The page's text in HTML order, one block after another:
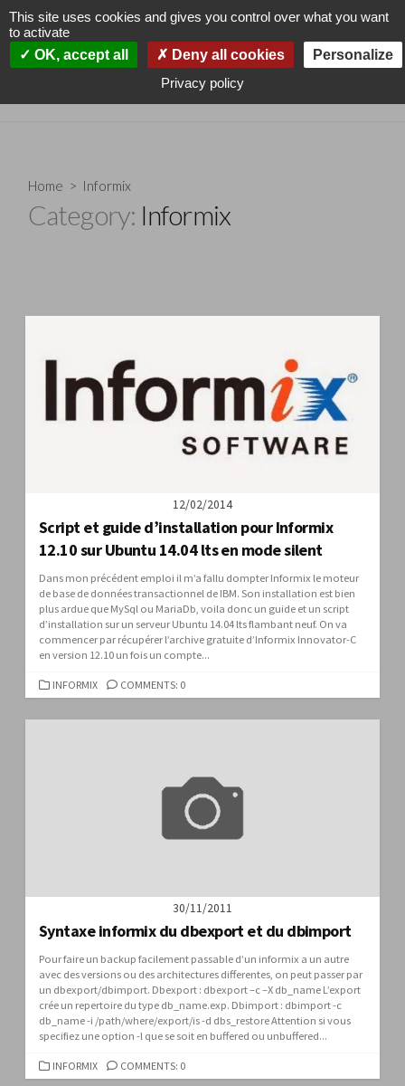
Skip
to
content
Cyklodev
Adminsys and more
Home > Informix
Category: Informix
12/02/2014
Script et guide d’installation pour Informix
12.10 sur Ubuntu 14.04 lts en mode silent
Dans mon précédent emploi il m’a fallu dompter Informix le moteur
de base de données transactionnel de IBM. Son installation est bien
plus ardue que MySql ou MariaDb, voila donc un guide et un script
d’installation sur un serveur Ubuntu 14.04 lts flambant neuf. On va
commencer par récupérer l’archive gratuite d’Informix Innovator-C
en version 12.10 un fois un compte...
CATEGORIES
INFORMIX COMMENTS: 0
30/11/2011
Syntaxe informix du dbexport et du dbimport
Pour faire un backup facilement passable d’un informix a un autre
avec des versions ou des architectures differentes, on peut passer par
un dbexport/dbimport. Dbexport : dbexport –c –X db_name L’export
crée un repertoire du type db_name.exp. Dbimport : dbimport -c
db_name -i /path/where/export/is -d dbs_restore Attention si vous
specifiez une option -l que se soit en buffered ou unbuffered...
CATEGORIES
INFORMIX COMMENTS: 0
This site uses cookies and gives you control over what you want
to activate
OK, accept all
Deny all cookies
Personalize
Privacy policy